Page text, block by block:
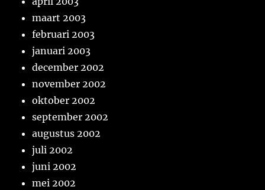
maart 2003
februari 2003
januari 2003
december 2002
november 2002
oktober 2002
september 2002
augustus 2002
juli 2002
juni 2002
mei 2002